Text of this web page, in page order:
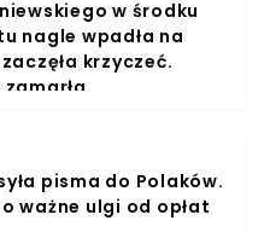
w środku
nagle wpadła na
krzyczeć.
pisma do Polaków.
ważne ulgi od opłat